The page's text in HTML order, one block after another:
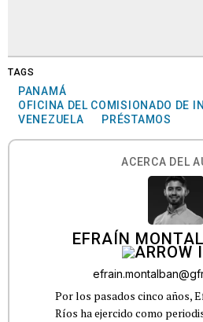
TAGS
PANAMÁ
OFICINA DEL COMISIONADO DE
VENEZUELA
PRÉSTAMOS
ACERCA DEL
EFRAÍN
Por los pasados cinco años,
Ríos ha ejercido como